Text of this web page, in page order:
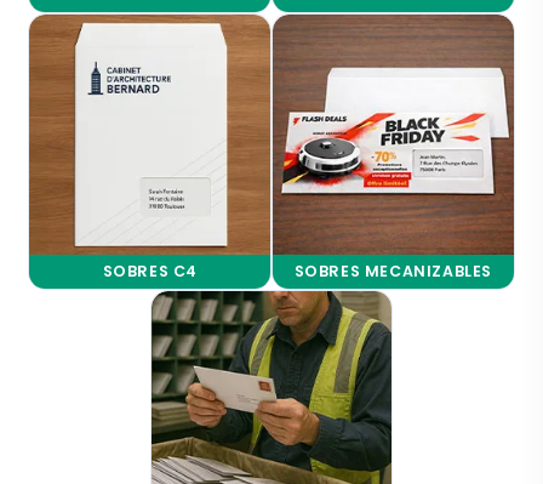
SOBRES C4 SOBRES MECANIZABLES